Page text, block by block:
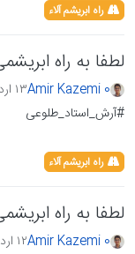
راه ابریشم آلاء
لطفا به راه
Amir Kazemi 0۱۳ اردیبهشت ۱۴۰۰،‏ ۵:۱۳
#آرش_استاد_طلوعی
راه ابریشم آلاء
لطفا به راه
Amir Kazemi 0۱۲ اردیبهشت ۱۴۰۰،‏ ۱۹:۳۱